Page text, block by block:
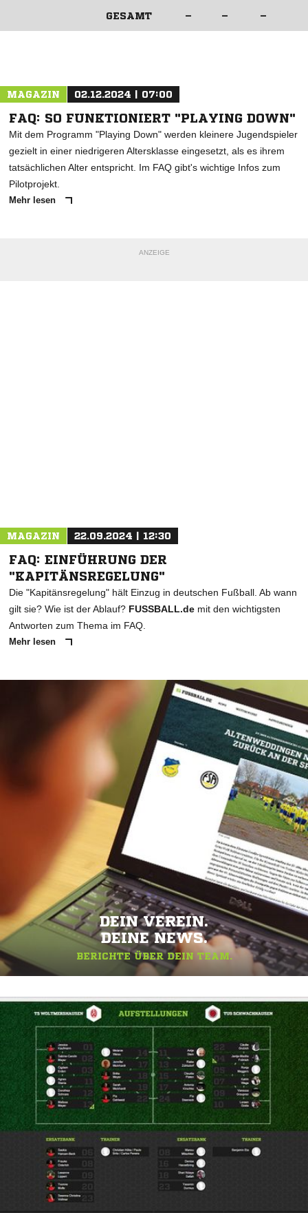
GESAMT – – –
MAGAZIN 02.12.2024 | 07:00
FAQ: SO FUNKTIONIERT "PLAYING DOWN"
Mit dem Programm "Playing Down" werden kleinere Jugendspieler
gezielt in einer niedrigeren Altersklasse eingesetzt, als es ihrem
tatsächlichen Alter entspricht. Im FAQ gibt's wichtige Infos zum
Pilotprojekt.
Mehr lesen
ANZEIGE
MAGAZIN 22.09.2024 | 12:30
FAQ: EINFÜHRUNG DER
"KAPITÄNSREGELUNG"
Die "Kapitänsregelung" hält Einzug in deutschen Fußball. Ab wann
gilt sie? Wie ist der Ablauf? FUSSBALL.de mit den wichtigsten
Antworten zum Thema im FAQ.
Mehr lesen
DEIN VEREIN.
DEINE NEWS.
BERICHTE ÜBER DEIN TEAM.